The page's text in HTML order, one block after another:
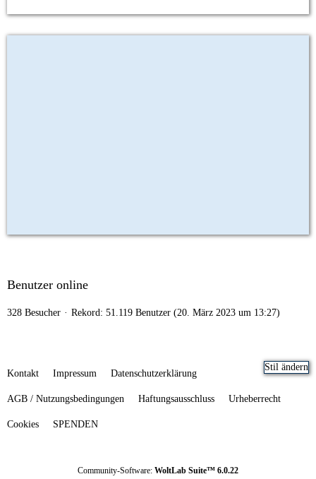
Benutzer online
328 Besucher Rekord: 51.119 Benutzer (20. März 2023 um 13:27)
Stil ändern
Kontakt Impressum Datenschutzerklärung
AGB / Nutzungsbedingungen Haftungsausschluss Urheberrecht
Cookies SPENDEN
Community-Software: WoltLab Suite™ 6.0.22